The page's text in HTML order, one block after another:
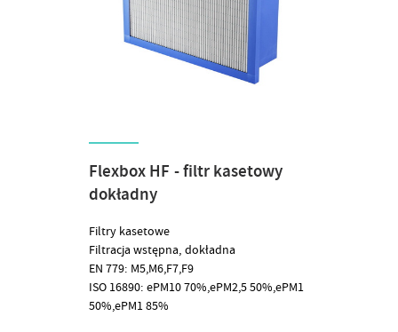
Flexbox HF - filtr kasetowy
dokładny
Filtry kasetowe
Filtracja wstępna, dokładna
EN 779: M5,M6,F7,F9
ISO 16890: ePM10 70%,ePM2,5 50%,ePM1
50%,ePM1 85%